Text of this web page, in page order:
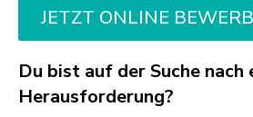
JETZT ONLINE
Du bist auf der Suche nach
Herausforderung?